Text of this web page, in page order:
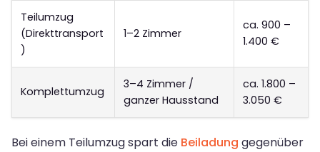
Teilumzug
(Direkttransport
)
1–2 Zimmer
ca. 900 –
1.400 €
Komplettumzug
3–4 Zimmer /
ganzer Hausstand
ca. 1.800 –
3.050 €
Bei einem Teilumzug spart die Beiladung gegenüber